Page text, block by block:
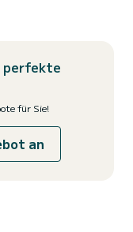
perfekte
für Sie!
an